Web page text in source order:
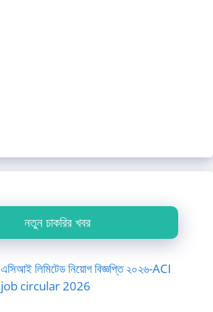
নতুন চাকরির খবর
এসিআই লিমিটেড নিয়োগ বিজ্ঞপ্তি ২০২৬-ACI
job circular 2026